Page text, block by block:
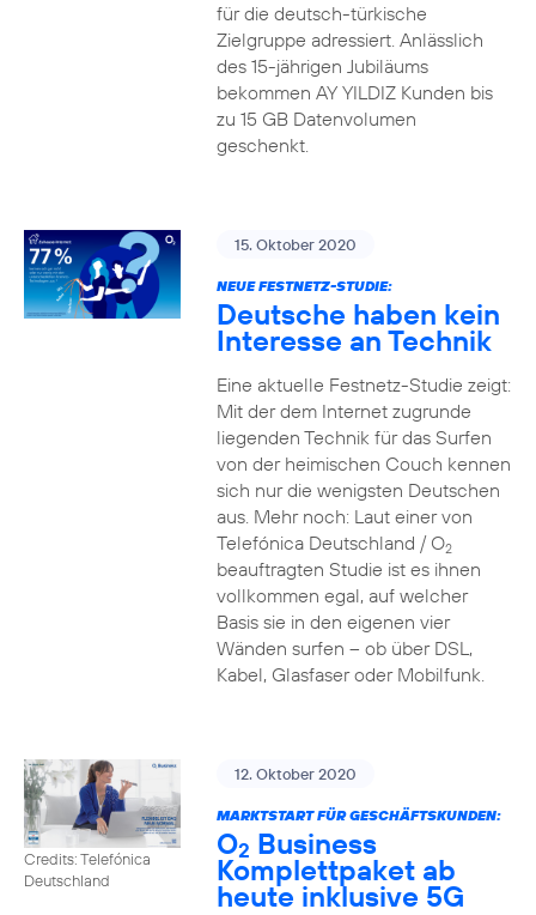
für die deutsch-türkische
Zielgruppe adressiert. Anlässlich
des 15-jährigen Jubiläums
bekommen AY YILDIZ Kunden bis
zu 15 GB Datenvolumen
geschenkt.
15. Oktober 2020
NEUE FESTNETZ-STUDIE:
Deutsche haben kein
Interesse an Technik
Eine aktuelle Festnetz-Studie zeigt:
Mit der dem Internet zugrunde
liegenden Technik für das Surfen
von der heimischen Couch kennen
sich nur die wenigsten Deutschen
aus. Mehr noch: Laut einer von
Telefónica Deutschland / O2
beauftragten Studie ist es ihnen
vollkommen egal, auf welcher
Basis sie in den eigenen vier
Wänden surfen – ob über DSL,
Kabel, Glasfaser oder Mobilfunk.
Credits: Telefónica
Deutschland
12. Oktober 2020
MARKTSTART FÜR GESCHÄFTSKUNDEN:
O2 Business
Komplettpaket ab
heute inklusive 5G